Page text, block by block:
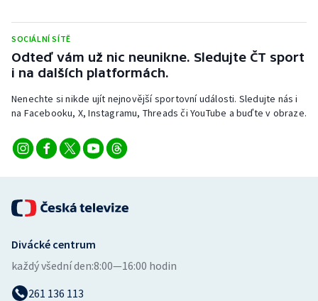
Triatlon
Veslování
Vodní slalom
Volejbal
SOCIÁLNÍ SÍTĚ
Odteď vám už nic neunikne. Sledujte ČT sport
i na dalších platformách.
Nenechte si nikde ujít nejnovější sportovní události. Sledujte nás i
na Facebooku, X, Instagramu, Threads či YouTube a buďte v obraze.
Divácké centrum
každý všední den:8:00—16:00 hodin
261 136 113